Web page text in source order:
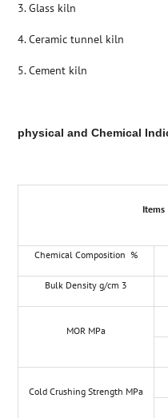
3. Glass kiln
4. Ceramic tunnel kiln
5. Cement kiln
physical and Chemical
Items
Chemical Composition %
Bulk Density g/cm 3
MOR MPa
Cold Crushing Strength MPa